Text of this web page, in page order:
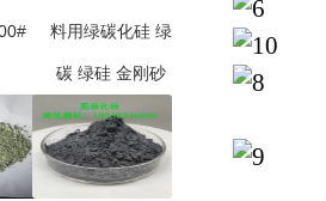
料用绿碳化硅 绿
碳 绿硅 金刚砂